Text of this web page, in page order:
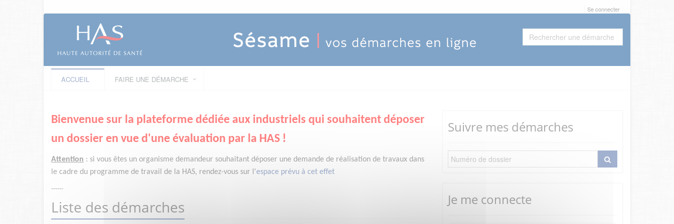
Se connecter
ACCUEIL FAIRE UNE DÉMARCHE
Bienvenue sur la plateforme dédiée aux industriels qui souhaitent déposer
un dossier en vue d'une évaluation par la HAS !
Attention : si vous êtes un organisme demandeur souhaitant déposer une demande de réalisation de travaux dans
le cadre du programme de travail de la HAS, rendez-vous sur l'espace prévu à cet effet
------
Liste des démarches
Suivre mes démarches
Je me connecte